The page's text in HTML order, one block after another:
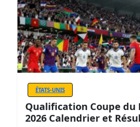
ÉTATS-UNIS
Qualification Coupe du
2026 Calendrier et